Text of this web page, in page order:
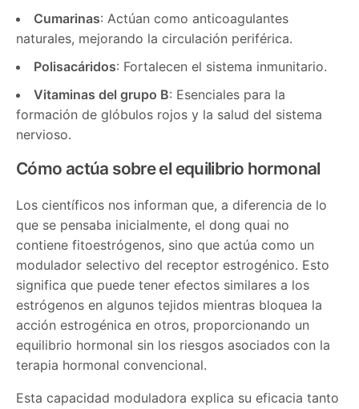
Cumarinas: Actúan como anticoagulantes
naturales, mejorando la circulación periférica.
Polisacáridos: Fortalecen el sistema inmunitario.
Vitaminas del grupo B: Esenciales para la
formación de glóbulos rojos y la salud del sistema
nervioso.
Cómo actúa sobre el equilibrio hormonal
Los científicos nos informan que, a diferencia de lo
que se pensaba inicialmente, el dong quai no
contiene fitoestrógenos, sino que actúa como un
modulador selectivo del receptor estrogénico. Esto
significa que puede tener efectos similares a los
estrógenos en algunos tejidos mientras bloquea la
acción estrogénica en otros, proporcionando un
equilibrio hormonal sin los riesgos asociados con la
terapia hormonal convencional.
Esta capacidad moduladora explica su eficacia tanto